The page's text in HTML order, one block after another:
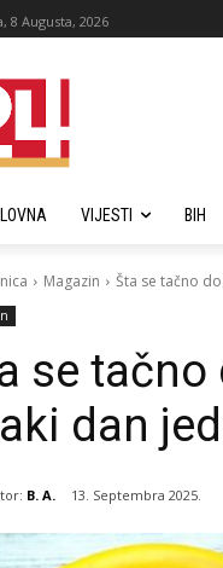
8 Augusta, 2026
VIJESTI BIH
Magazin Šta se tačno
se
dan
B. A. 13. Septembra 2025.